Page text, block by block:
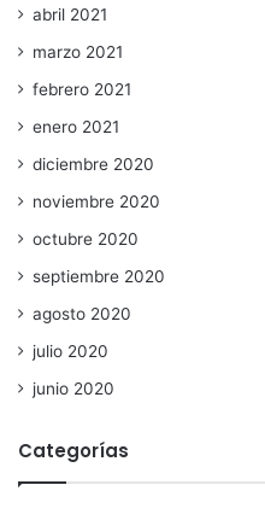
abril 2021
marzo 2021
febrero 2021
enero 2021
diciembre 2020
noviembre 2020
octubre 2020
septiembre 2020
agosto 2020
julio 2020
junio 2020
Categorías